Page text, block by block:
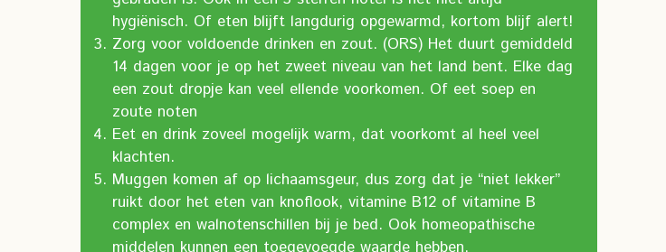
hygiënisch. Of eten blijft langdurig opgewarmd, kortom blijf alert!
Zorg voor voldoende drinken en zout. (ORS) Het duurt gemiddeld
14 dagen voor je op het zweet niveau van het land bent. Elke dag
een zout dropje kan veel ellende voorkomen. Of eet soep en
zoute noten
Eet en drink zoveel mogelijk warm, dat voorkomt al heel veel
klachten.
Muggen komen af op lichaamsgeur, dus zorg dat je “niet lekker”
ruikt door het eten van knoflook, vitamine B12 of vitamine B
complex en walnotenschillen bij je bed. Ook homeopathische